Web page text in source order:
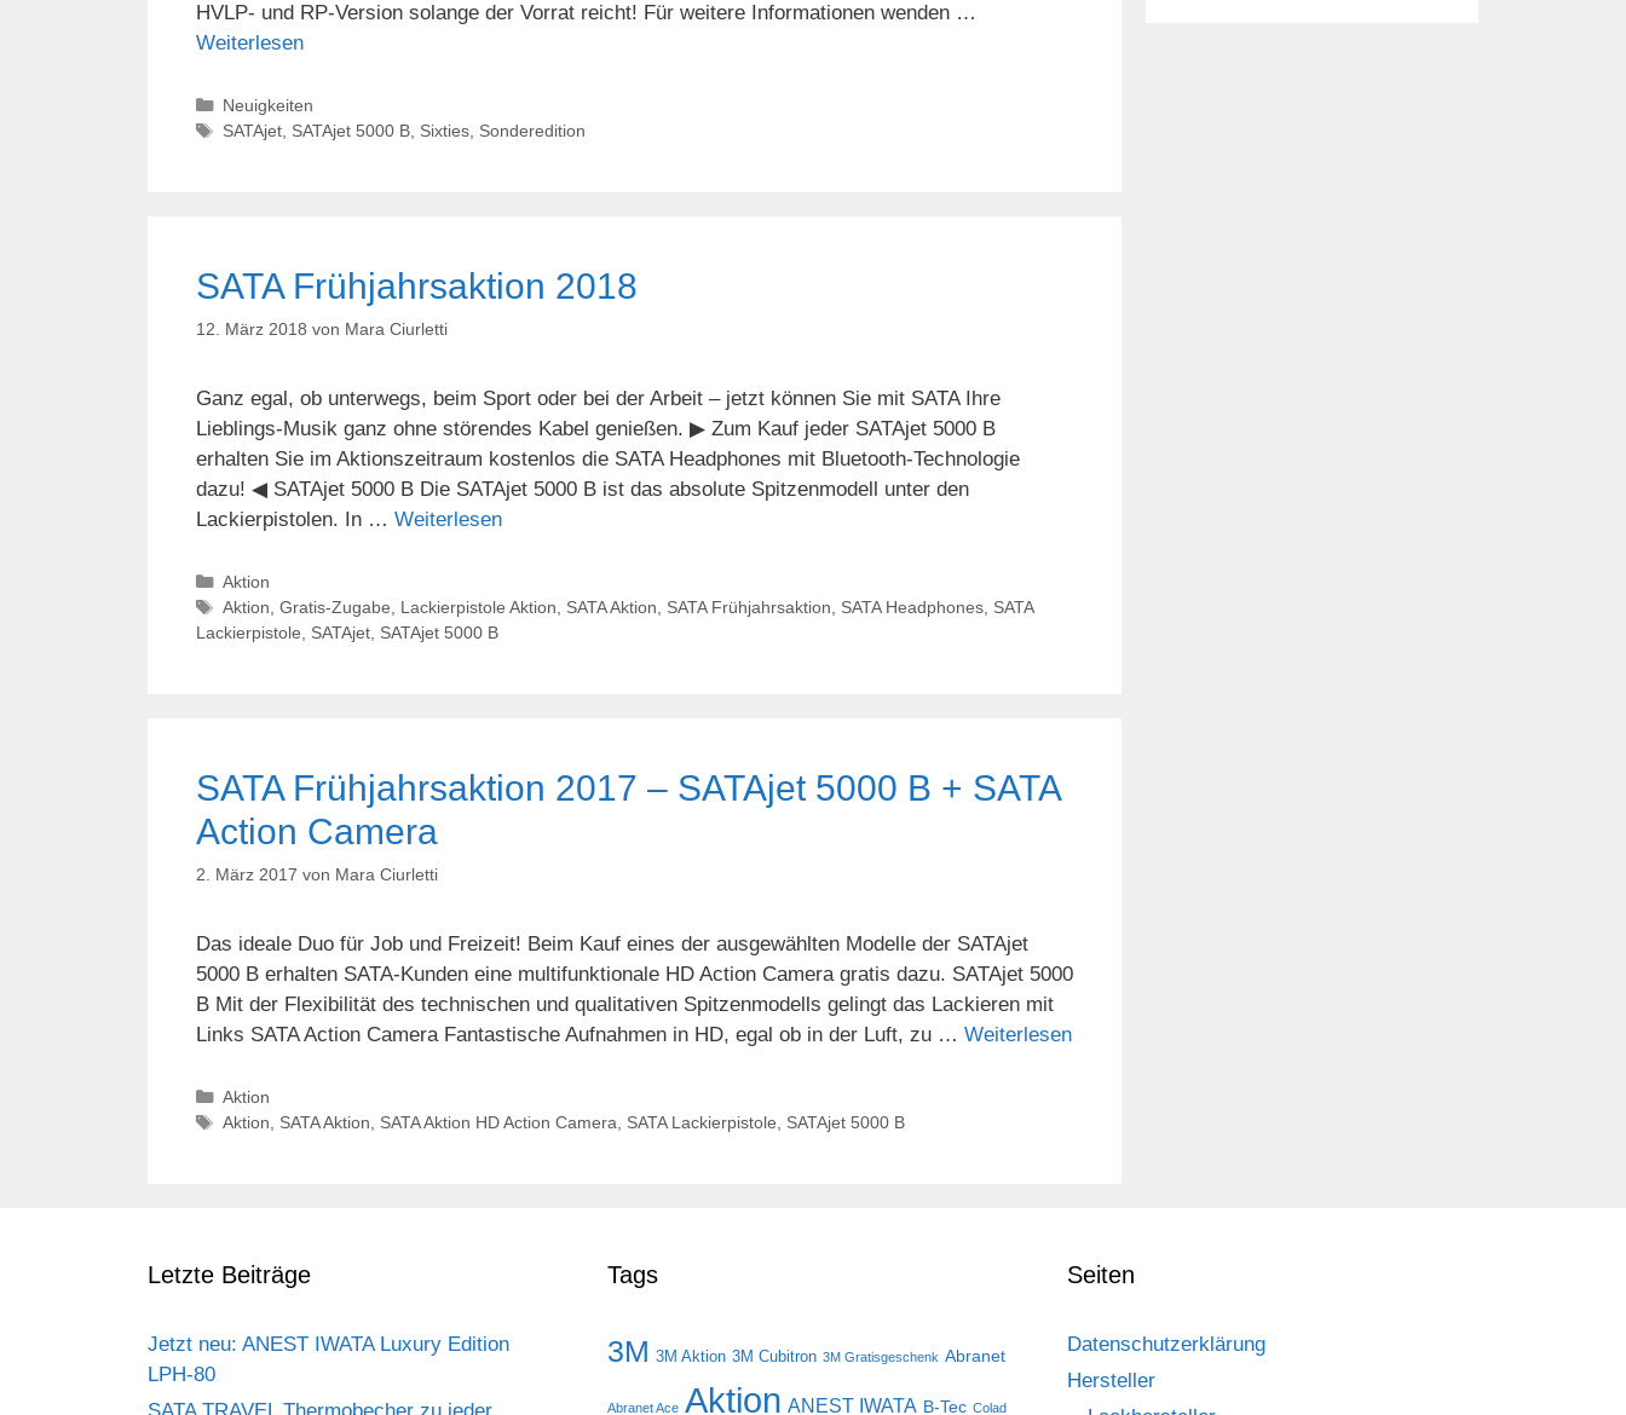
HVLP- und RP-Version solange der Vorrat reicht! Für weitere Informationen wenden …
Weiterlesen
Kategorien
Neuigkeiten
Schlagwörter
SATAjet, SATAjet 5000 B, Sixties, Sonderedition
SATA Frühjahrsaktion 2018
12. März 2018 von Mara Ciurletti
Ganz egal, ob unterwegs, beim Sport oder bei der Arbeit – jetzt können Sie mit SATA Ihre
Lieblings-Musik ganz ohne störendes Kabel genießen. ▶ Zum Kauf jeder SATAjet 5000 B
erhalten Sie im Aktionszeitraum kostenlos die SATA Headphones mit Bluetooth-Technologie
dazu! ◀ SATAjet 5000 B Die SATAjet 5000 B ist das absolute Spitzenmodell unter den
Lackierpistolen. In … Weiterlesen
Kategorien
Aktion
Schlagwörter
Aktion Gratis-Zugabe Lackierpistole Aktion SATA Aktion SATA Frühjahrsaktion SATA Headphones, SATA
Lackierpistole
SATAjet SATAjet 5000 B
SATA Frühjahrsaktion 2017 – SATAjet 5000 B + SATA
Action Camera
2. März 2017 von Mara Ciurletti
Das ideale Duo für Job und Freizeit! Beim Kauf eines der ausgewählten Modelle der SATAjet
5000 B erhalten SATA-Kunden eine multifunktionale HD Action Camera gratis dazu. SATAjet 5000
B Mit der Flexibilität des technischen und qualitativen Spitzenmodells gelingt das Lackieren mit
Links SATA Action Camera Fantastische Aufnahmen in HD, egal ob in der Luft, zu … Weiterlesen
Kategorien
Aktion
Schlagwörter
Aktion, SATA Aktion, SATA Aktion HD Action Camera, SATA Lackierpistole, SATAjet 5000 B
Letzte Beiträge
Jetzt neu: ANEST IWATA Luxury Edition
LPH-80
Tags
3M 3M Aktion 3M Cubitron 3M Gratisgeschenk Abranet
Abranet Ace Aktion ANEST IWATA B-Tec Colad
Seiten
Datenschutzerklärung
Hersteller